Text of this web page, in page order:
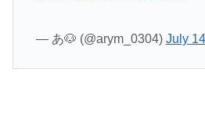
— あ🐶 (@arym_0304) July